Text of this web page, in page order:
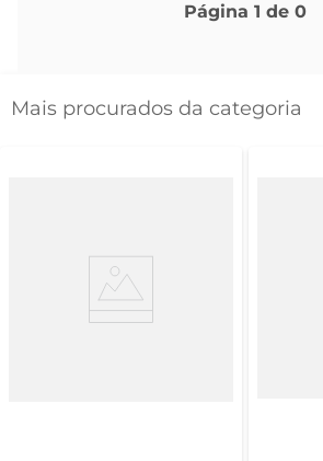
Página 1 de 0
Mais procurados da categoria